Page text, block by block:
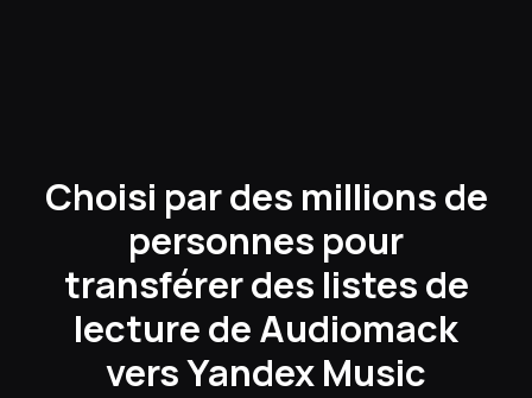
Choisi par des millions de
personnes pour
transférer des listes de
lecture de Audiomack
vers Yandex Music